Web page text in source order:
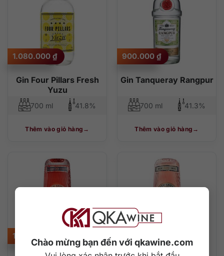
Chào mừng bạn đến với qkawine.com
Gin Four Pillars Fresh
Yuzu
1.080.000 ₫
700 ml 41.8%
Thêm vào giỏ hàng
Gin Tanqueray Rangpur
900.000 ₫
700 ml 41.3%
Thêm vào giỏ hàng
1.550.000